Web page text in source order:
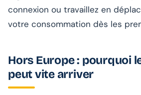
connexion ou travaillez en
votre consommation dès les
Hors Europe : pourquoi
peut vite arriver